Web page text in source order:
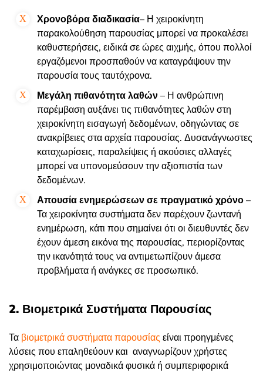
Χρονοβόραδιαδικασία– Η χειροκίνητη
παρακολούθηση παρουσίας μπορεί να προκαλέσει
καθυστερήσεις, ειδικά σε ώρες αιχμής, όπου πολλοί
εργαζόμενοι προσπαθούν να καταγράψουν την
παρουσία τους ταυτόχρονα.
Μεγάλη πιθανότητα λαθών– Η ανθρώπινη
παρέμβαση αυξάνει τις πιθανότητες λαθών στη
χειροκίνητη εισαγωγή δεδομένων, οδηγώντας σε
ανακρίβειες στα αρχεία παρουσίας. Δυσανάγνωστες
καταχωρίσεις, παραλείψεις ή ακούσιες αλλαγές
μπορεί να υπονομεύσουν την αξιοπιστία των
δεδομένων.
Απουσία ενημερώσεων σε πραγματικό χρόνο–
Τα χειροκίνητα συστήματα δεν παρέχουν ζωντανή
ενημέρωση, κάτι που σημαίνει ότι οι διευθυντές δεν
έχουν άμεση εικόνα της παρουσίας, περιορίζοντας
την ικανότητά τους να αντιμετωπίζουν άμεσα
προβλήματα ή ανάγκες σε προσωπικό.
2. Βιομετρικά Συστήματα Παρουσίας
Τα βιομετρικά συστήματα παρουσίας είναι προηγμένες
λύσεις που επαληθεύουν και αναγνωρίζουν χρήστες
χρησιμοποιώντας μοναδικά φυσικά ή συμπεριφορικά